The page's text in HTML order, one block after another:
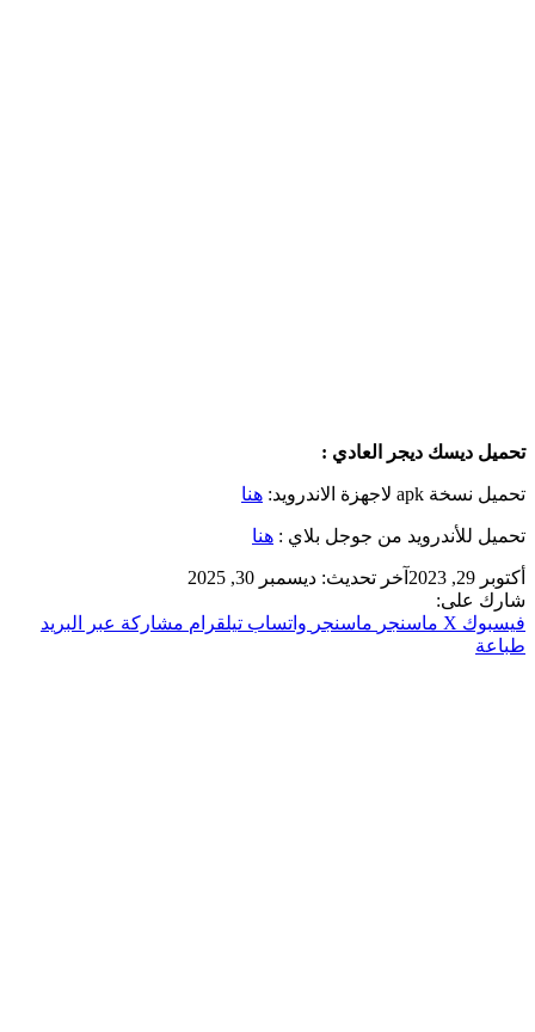
تحميل ديسك ديجر العادي :
تحميل نسخة apk لاجهزة الاندرويد: هنا
تحميل للأندرويد من جوجل بلاي : هنا
أكتوبر 29, 2023
آخر تحديث: ديسمبر 30, 2025
شارك على:
فيسبوك ‫X ماسنجر ماسنجر واتساب تيلقرام مشاركة عبر البريد
طباعة